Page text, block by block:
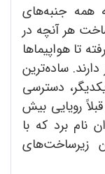
به همه جنبه‌های
ساخت هر آنچه در
تا هواپیماها
ساده‌ترین
دسترسی
رویایی بیش
نام برد که با
زیرساخت‌های